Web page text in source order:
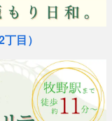
丁目）